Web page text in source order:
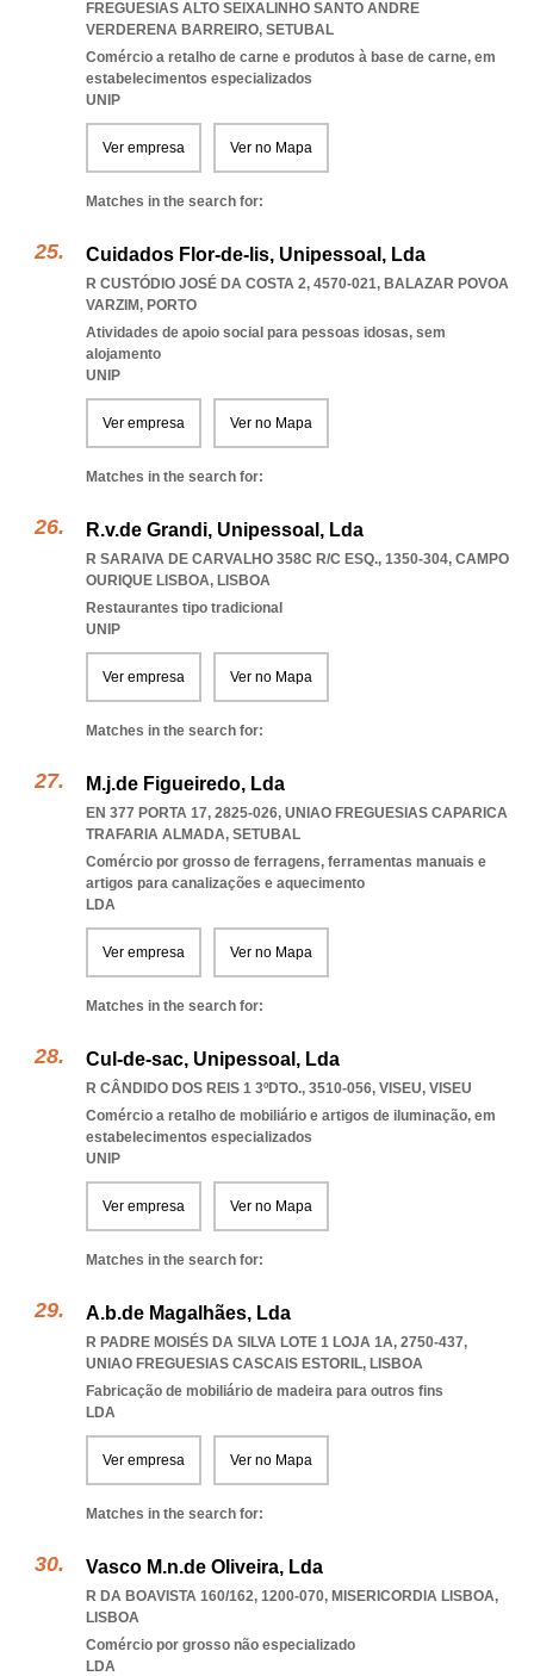
FREGUESIAS ALTO SEIXALINHO SANTO ANDRE
VERDERENA BARREIRO, SETUBAL
Comércio a retalho de carne e produtos à base de carne, em
estabelecimentos especializados
UNIP
Ver empresa Ver no Mapa
Matches in the search for:
Cuidados Flor-de-lis, Unipessoal, Lda
R CUSTÓDIO JOSÉ DA COSTA 2, 4570-021, BALAZAR POVOA
VARZIM, PORTO
Atividades de apoio social para pessoas idosas, sem
alojamento
UNIP
Ver empresa Ver no Mapa
Matches in the search for:
R.v.de Grandi, Unipessoal, Lda
R SARAIVA DE CARVALHO 358C R/C ESQ., 1350-304, CAMPO
OURIQUE LISBOA, LISBOA
Restaurantes tipo tradicional
UNIP
Ver empresa Ver no Mapa
Matches in the search for:
M.j.de Figueiredo, Lda
EN 377 PORTA 17, 2825-026, UNIAO FREGUESIAS CAPARICA
TRAFARIA ALMADA, SETUBAL
Comércio por grosso de ferragens, ferramentas manuais e
artigos para canalizações e aquecimento
LDA
Ver empresa Ver no Mapa
Matches in the search for:
Cul-de-sac, Unipessoal, Lda
R CÂNDIDO DOS REIS 1 3ºDTO., 3510-056, VISEU, VISEU
Comércio a retalho de mobiliário e artigos de iluminação, em
estabelecimentos especializados
UNIP
Ver empresa Ver no Mapa
Matches in the search for:
A.b.de Magalhães, Lda
R PADRE MOISÉS DA SILVA LOTE 1 LOJA 1A, 2750-437,
UNIAO FREGUESIAS CASCAIS ESTORIL, LISBOA
Fabricação de mobiliário de madeira para outros fins
LDA
Ver empresa Ver no Mapa
Matches in the search for:
Vasco M.n.de Oliveira, Lda
R DA BOAVISTA 160/162, 1200-070, MISERICORDIA LISBOA,
LISBOA
Comércio por grosso não especializado
LDA